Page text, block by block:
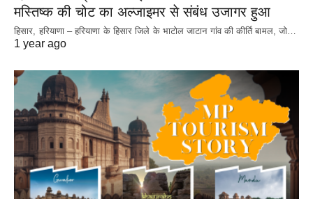
मस्तिष्क की चोट का अल्जाइमर से संबंध उजागर हुआ
हिसार, हरियाणा – हरियाणा के हिसार जिले के भाटोल जाटान गांव की कीर्ति बामल, जो…
1 year ago